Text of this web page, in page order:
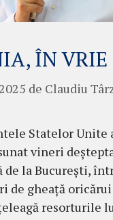
ÎN VRIE
de Claudiu
Statelor Unite
sunat vineri
de la București,
de gheață
resorturile